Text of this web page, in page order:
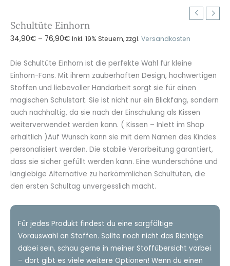
Schultüte Einhorn
34,90€ – 76,90€Preisspanne:
bis
76,90€
Inkl. 19% Steuern, zzgl. Versandkosten
Die Schultüte Einhorn ist die perfekte Wahl für kleine
Einhorn-Fans. Mit ihrem zauberhaften Design, hochwertigen
Stoffen und liebevoller Handarbeit sorgt sie für einen
magischen Schulstart. Sie ist nicht nur ein Blickfang, sondern
auch nachhaltig, da sie nach der Einschulung als Kissen
weiterverwendet werden kann. ( Kissen – Inlett im Shop
erhältlich )Auf Wunsch kann sie mit dem Namen des Kindes
personalisiert werden. Die stabile Verarbeitung garantiert,
dass sie sicher gefüllt werden kann. Eine wunderschöne und
langlebige Alternative zu herkömmlichen Schultüten, die
den ersten Schultag unvergesslich macht.
Für jedes Produkt findest du eine sorgfältige
Vorauswahl an Stoffen. Sollte noch nicht das Richtige
dabei sein, schau gerne in meiner Stoffübersicht vorbei
– dort gibt es viele weitere Optionen! Wenn du einen